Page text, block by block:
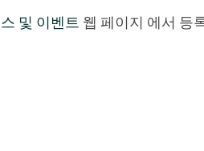
및 이벤트 웹 페이지 에서 등